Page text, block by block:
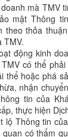
mà TMV
mật Thông
theo thỏa
TMV.
động kinh
có thể
thể hoặc phá
nhận
tin của
thực hiện
lộ Thông tin
có thẩm